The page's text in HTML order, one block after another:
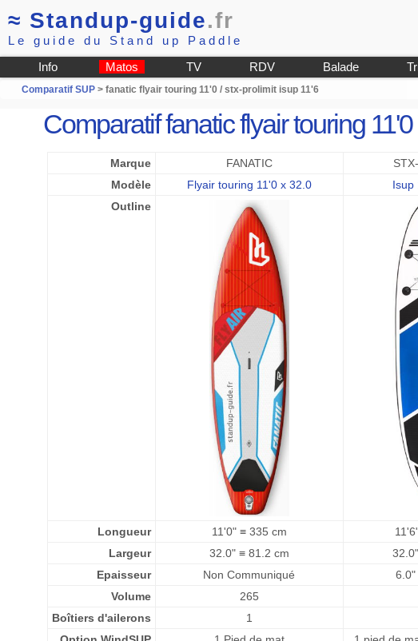
≈ Standup-guide.fr
Le guide du Stand up Paddle
Info Matos TV RDV Balade
Comparatif SUP > fanatic flyair touring 11'0 / stx-prolimit isup 11'6
Comparatif fanatic flyair touring
Marque FANATIC
Modèle
Flyair touring 11'0 x 32.0
Isup
Outline
Longueur 11'0" ≡ 335 cm
Largeur
32.0" ≡ 81.2 cm
Epaisseur
Non Communiqué
6.0"
Volume
265
Boîtiers d'ailerons
1